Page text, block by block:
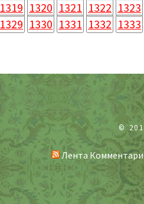
1319 1320 1321 1322 1323
1329 1330 1331 1332 1333
©
Лента